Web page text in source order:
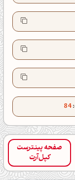
84
صفحه پینترست
کپل‌آرت